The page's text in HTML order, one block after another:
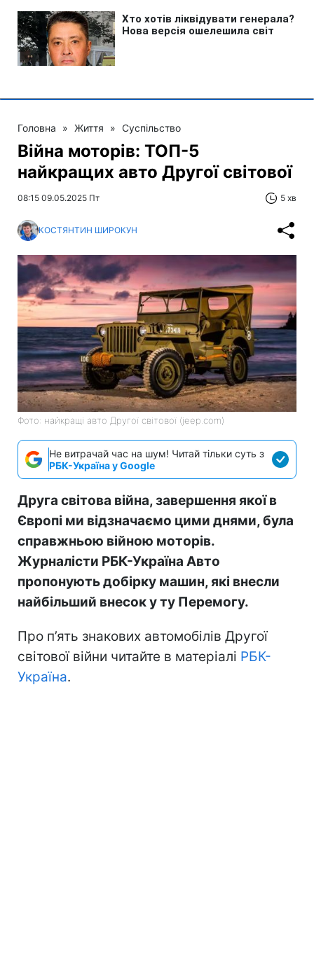
Головна » Життя » Суспільство
Війна моторів: ТОП-5
найкращих авто Другої світової
08:15 09.05.2025 Пт 5 хв
КОСТЯНТИН ШИРОКУН
Фото: найкращі авто Другої світової (jeep.com)
Не витрачай час на шум! Читай тільки суть з
РБК-Україна у Google
Друга світова війна, завершення якої в
Європі ми відзначаємо цими днями, була
справжньою війною моторів.
Журналісти РБК-Україна Авто
пропонують добірку машин, які внесли
найбільший внесок у ту Перемогу.
Про п’ять знакових автомобілів Другої
світової війни читайте в матеріалі РБК-
Україна.